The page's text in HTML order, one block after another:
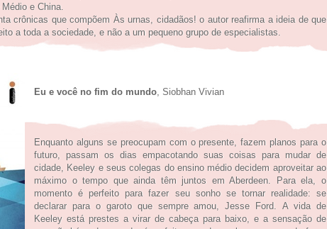
e China.
crônicas que compõem Às urnas, cidadãos! o autor reafirma a ideia de que
a toda a sociedade, e não a um pequeno grupo de especialistas.
Eu e você no fim do mundo, Siobhan Vivian
Enquanto alguns se preocupam com o presente, fazem planos para o
futuro, passam os dias empacotando suas coisas para mudar de
cidade, Keeley e seus colegas do ensino médio decidem aproveitar ao
máximo o tempo que ainda têm juntos em Aberdeen. Para ela, o
momento é perfeito para fazer seu sonho se tornar realidade: se
declarar para o garoto que sempre amou, Jesse Ford. A vida de
Keeley está prestes a virar de cabeça para baixo, e a sensação de